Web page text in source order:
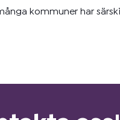
kommuner har